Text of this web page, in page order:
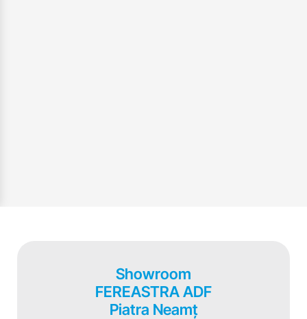
Showroom
FEREASTRA ADF
Piatra Neamț